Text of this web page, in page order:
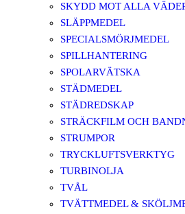
SKYDD MOT ALLA
SLÄPPMEDEL
SPECIALSMÖRJMEDEL
SPILLHANTERING
SPOLARVÄTSKA
STÄDMEDEL
STÄDREDSKAP
STRÄCKFILM OCH
STRUMPOR
TRYCKLUFTSVERKTYG
TURBINOLJA
TVÅL
TVÄTTMEDEL &